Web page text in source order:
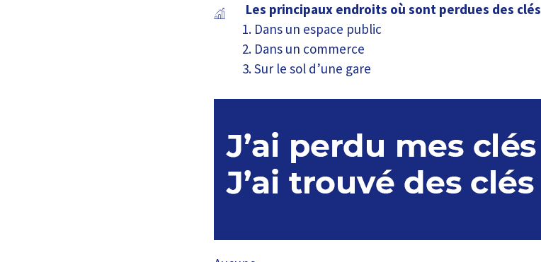
Les principaux endroits où sont perdues des clés
Dans un espace public
Dans un commerce
Sur le sol d’une gare